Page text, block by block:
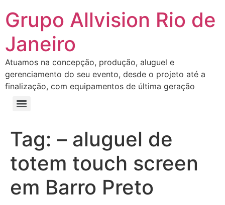
Grupo Allvision Rio de
Janeiro
Atuamos na concepção, produção, aluguel e
gerenciamento do seu evento, desde o projeto até a
finalização, com equipamentos de última geração
Tag: – aluguel de
totem touch screen
em Barro Preto